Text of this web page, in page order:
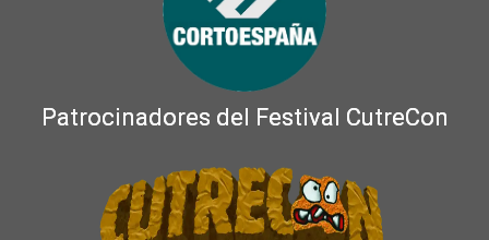
Patrocinadores del Festival CutreCon